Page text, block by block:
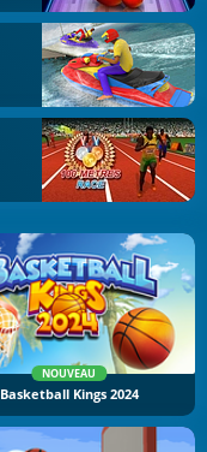
NOUVEAU
Basketball Kings 2024